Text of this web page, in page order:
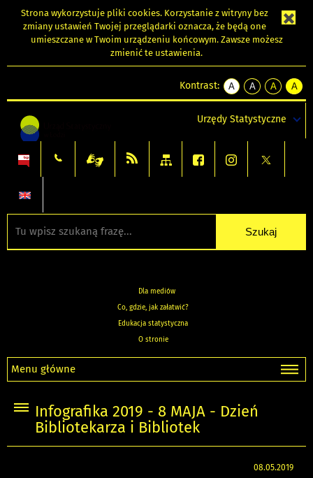
Strona wykorzystuje pliki cookies. Korzystanie z witryny bez
zmiany ustawień Twojej przeglądarki oznacza, że będą one
umieszczane w Twoim urządzeniu końcowym. Zawsze możesz
zmienić te ustawienia.
Kontrast:
A
kontrast
A
kontrast
tekst
czarnym
A
kontrast
tekst
czarnym
A
tekst
żółtym
Urzędy Statystyczne
Dla mediów
Co, gdzie, jak załatwić?
Edukacja statystyczna
O stronie
Menu główne
Infografika 2019 - 8 MAJA - Dzień
Bibliotekarza i Bibliotek
08.05.2019